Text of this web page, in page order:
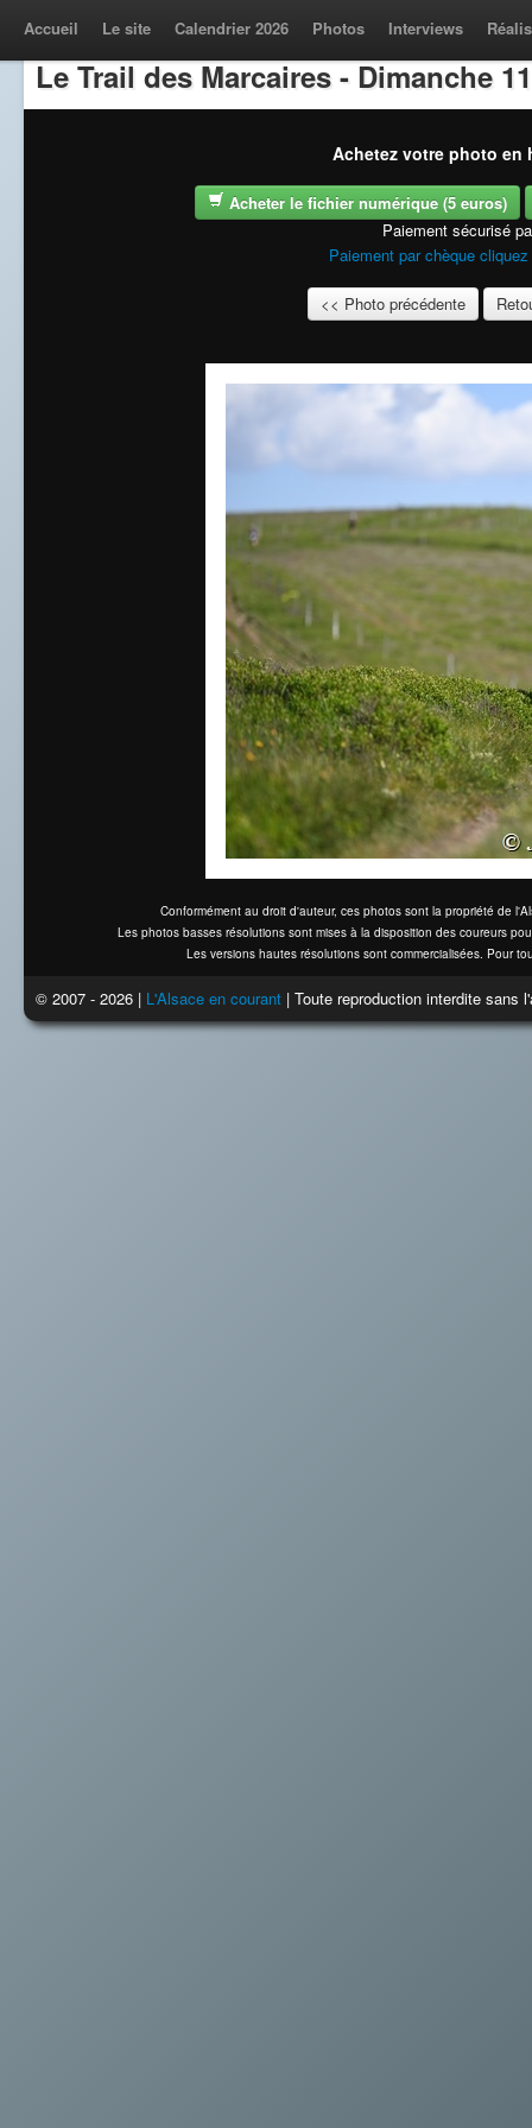
Accueil Le site Calendrier 2026 Photos Interviews
Le Trail des Marcaires - Dimanche
Achetez votre photo en
Acheter le fichier numérique (5 euros)
Paiement sécurisé
Paiement par chèque
<< Photo précédente
Conformément au droit d'auteur, ces photos sont la propriété de
Les photos basses résolutions sont mises à la disposition des coureurs
Les versions hautes résolutions sont commercialisées. Pour
© 2007 - 2026 | L'Alsace en courant | Toute reproduction interdite sans